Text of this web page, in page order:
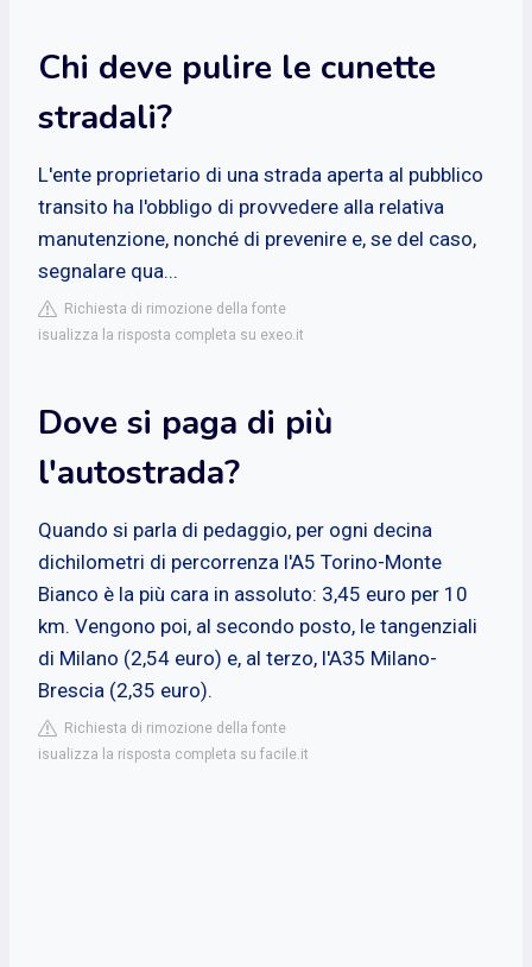
Chi deve pulire le cunette
stradali?
L'ente proprietario di una strada aperta al pubblico
transito ha l'obbligo di provvedere alla relativa
manutenzione, nonché di prevenire e, se del caso,
segnalare qua...
Richiesta di rimozione della fonte
isualizza la risposta completa su exeo.it
Dove si paga di più
l'autostrada?
Quando si parla di pedaggio, per ogni decina
dichilometri di percorrenza l'A5 Torino-Monte
Bianco è la più cara in assoluto: 3,45 euro per 10
km. Vengono poi, al secondo posto, le tangenziali
di Milano (2,54 euro) e, al terzo, l'A35 Milano-
Brescia (2,35 euro).
Richiesta di rimozione della fonte
isualizza la risposta completa su facile.it